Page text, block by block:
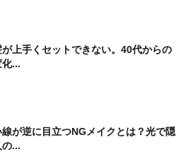
上手くセットできない。40代からの
化...
が逆に目立つNGメイクとは？光で隠
...